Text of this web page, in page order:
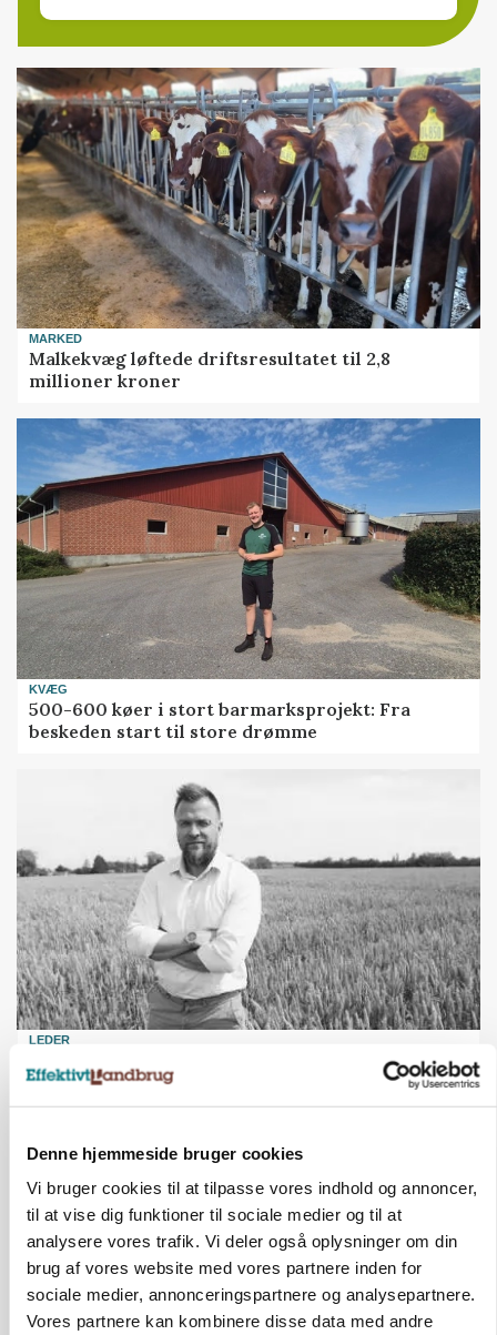
Denne hjemmeside bruger cookies
Vi bruger cookies til at tilpasse vores indhold og annoncer,
til at vise dig funktioner til sociale medier og til at
analysere vores trafik. Vi deler også oplysninger om din
brug af vores website med vores partnere inden for
sociale medier, annonceringspartnere og analysepartnere.
Vores partnere kan kombinere disse data med andre
MARKED
Malkekvæg løftede driftsresultatet til 2,8
millioner kroner
KVÆG
500-600 køer i stort barmarksprojekt: Fra
beskeden start til store drømme
LEDER
Befriende, at topredaktør erkender, hun er
blevet klogere. Det kunne vi alle lære af
Loading...